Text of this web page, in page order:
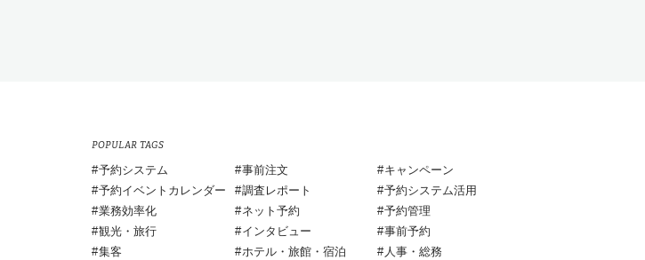
POPULAR TAGS
予約システム 事前注文
キャンペーン
予約イベントカレンダー
調査レポート
予約システム活用
業務効率化
ネット予約
予約管理
観光・旅行
インタビュー
事前予約
集客
ホテル・旅館・宿泊
人事・総務